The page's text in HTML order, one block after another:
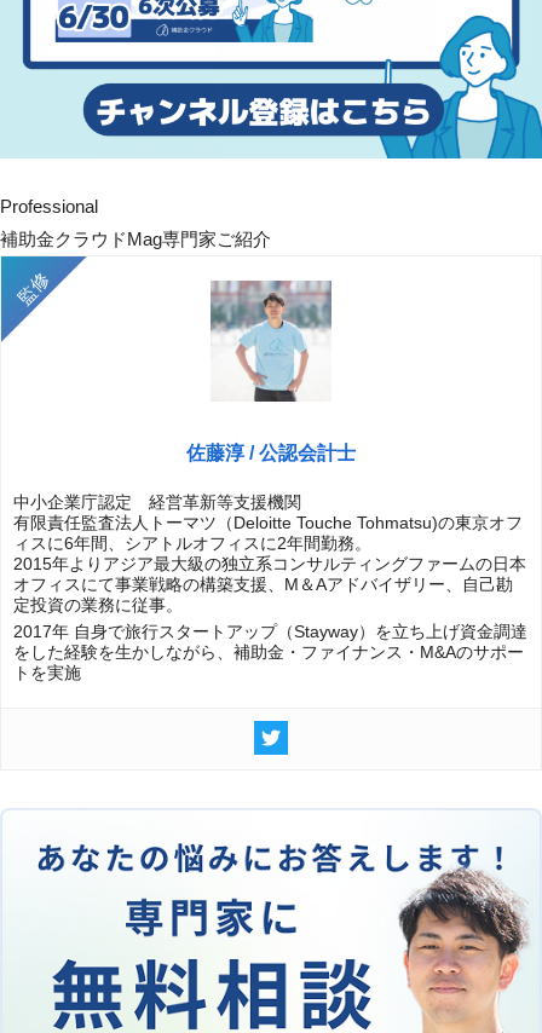
Professional
補助金クラウドMag専門家ご紹介
佐藤淳 / 公認会計士
中小企業庁認定 経営革新等支援機関
有限責任監査法人トーマツ（Deloitte Touche Tohmatsu)の東京オフ
ィスに6年間、シアトルオフィスに2年間勤務。
2015年よりアジア最大級の独立系コンサルティングファームの日本
オフィスにて事業戦略の構築支援、M＆Aアドバイザリー、自己勘
定投資の業務に従事。
2017年 自身で旅行スタートアップ（Stayway）を立ち上げ資金調達
をした経験を生かしながら、補助金・ファイナンス・M&Aのサポー
トを実施